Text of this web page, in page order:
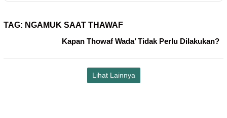
TAG: NGAMUK SAAT THAWAF
Kapan Thowaf Wada’ Tidak Perlu Dilakukan?
Lihat Lainnya